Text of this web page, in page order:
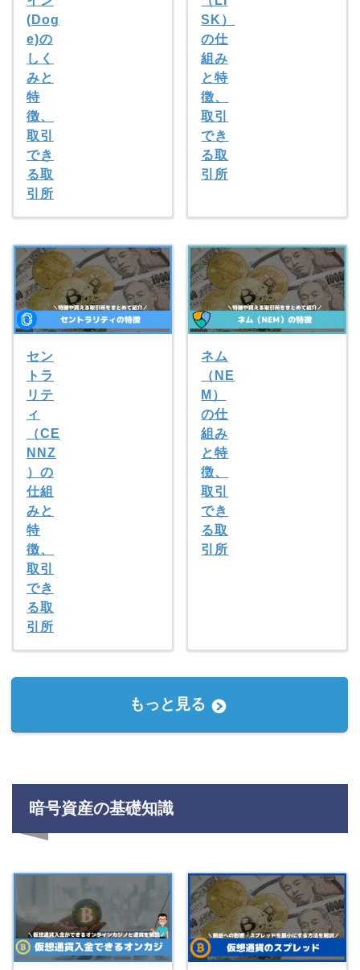
(Dog
e)の
しく
みと
特
徴、
取引
でき
る取
引所
SK）
の仕
組み
と特
徴、
取引
でき
る取
引所
セン
トラ
リテ
ィ
（CE
NNZ
）の
仕組
みと
特
徴、
取引
でき
る取
引所
ネム
（NE
M）
の仕
組み
と特
徴、
取引
でき
る取
引所
もっと見る
暗号資産の基礎知識